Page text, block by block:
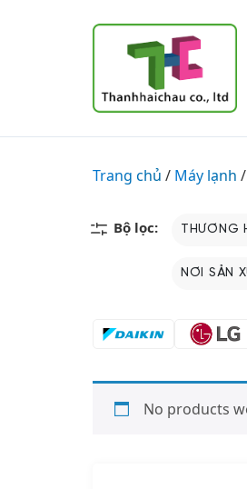
c
Trang chủ / Máy lạnh /
Bộ lọc: THƯƠNG
NƠI SẢN
No products